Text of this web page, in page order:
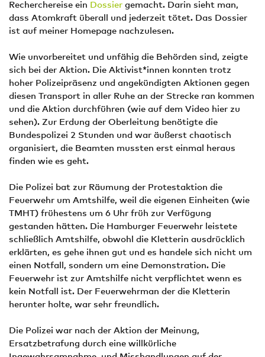
Recherchereise ein Dossier gemacht. Darin sieht man,
dass Atomkraft überall und jederzeit tötet. Das Dossier
ist auf meiner Homepage nachzulesen.
Wie unvorbereitet und unfähig die Behörden sind, zeigte
sich bei der Aktion. Die Aktivist*innen konnten trotz
hoher Polizeipräsenz und angekündigten Aktionen gegen
diesen Transport in aller Ruhe an der Strecke ran kommen
und die Aktion durchführen (wie auf dem Video hier zu
sehen). Zur Erdung der Oberleitung benötigte die
Bundespolizei 2 Stunden und war äußerst chaotisch
organisiert, die Beamten mussten erst einmal heraus
finden wie es geht.
Die Polizei bat zur Räumung der Protestaktion die
Feuerwehr um Amtshilfe, weil die eigenen Einheiten (wie
TMHT) frühestens um 6 Uhr früh zur Verfügung
gestanden hätten. Die Hamburger Feuerwehr leistete
schließlich Amtshilfe, obwohl die Kletterin ausdrücklich
erklärten, es gehe ihnen gut und es handele sich nicht um
einen Notfall, sondern um eine Demonstration. Die
Feuerwehr ist zur Amtshilfe nicht verpflichtet wenn es
kein Notfall ist. Der Feuerwehrman der die Kletterin
herunter holte, war sehr freundlich.
Die Polizei war nach der Aktion der Meinung,
Ersatzbetrafung durch eine willkürliche